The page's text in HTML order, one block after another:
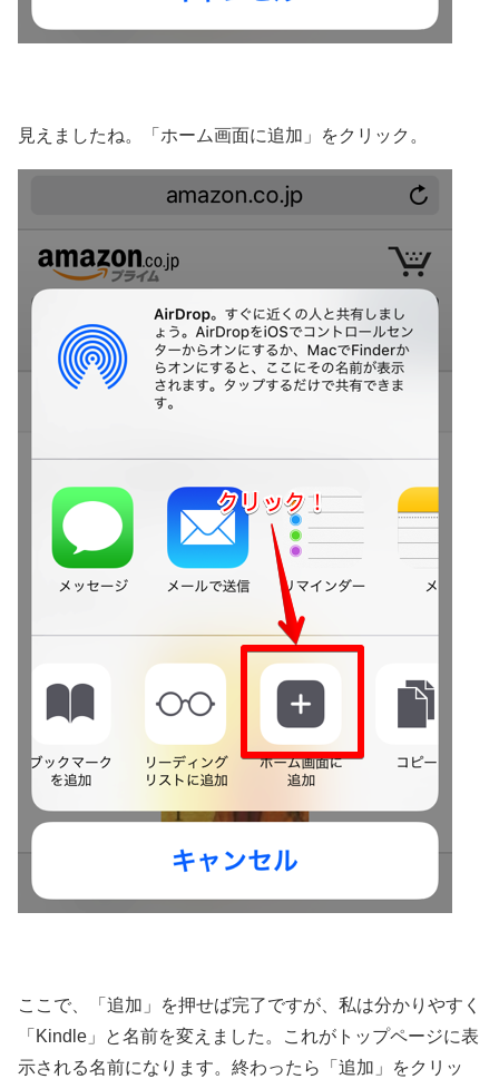
見えましたね。「ホーム画面に追加」をクリック。
ここで、「追加」を押せば完了ですが、私は分かりやすく
「Kindle」と名前を変えました。これがトップページに表
示される名前になります。終わったら「追加」をクリッ